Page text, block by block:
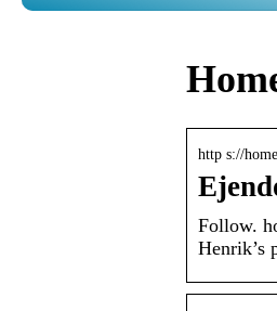
http s://
Follow.
Henrik’s